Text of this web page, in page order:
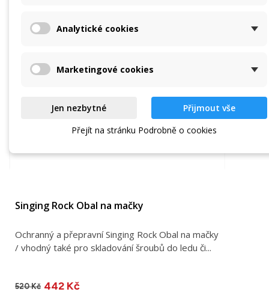
Singing Rock Obal na mačky
Ochranný a přepravní Singing Rock Obal na mačky
/ vhodný také pro skladování šroubů do ledu či...
520 Kč 442 Kč
Analytické cookies
Marketingové cookies
Jen nezbytné
Přijmout vše
Přejít na stránku Podrobně o cookies